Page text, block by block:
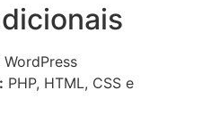
WordPress
PHP, HTML, CSS e